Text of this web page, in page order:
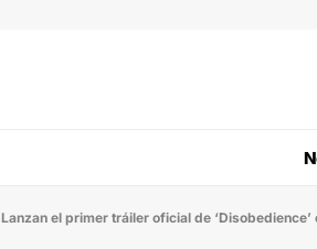
Lanzan el primer tráiler oficial de